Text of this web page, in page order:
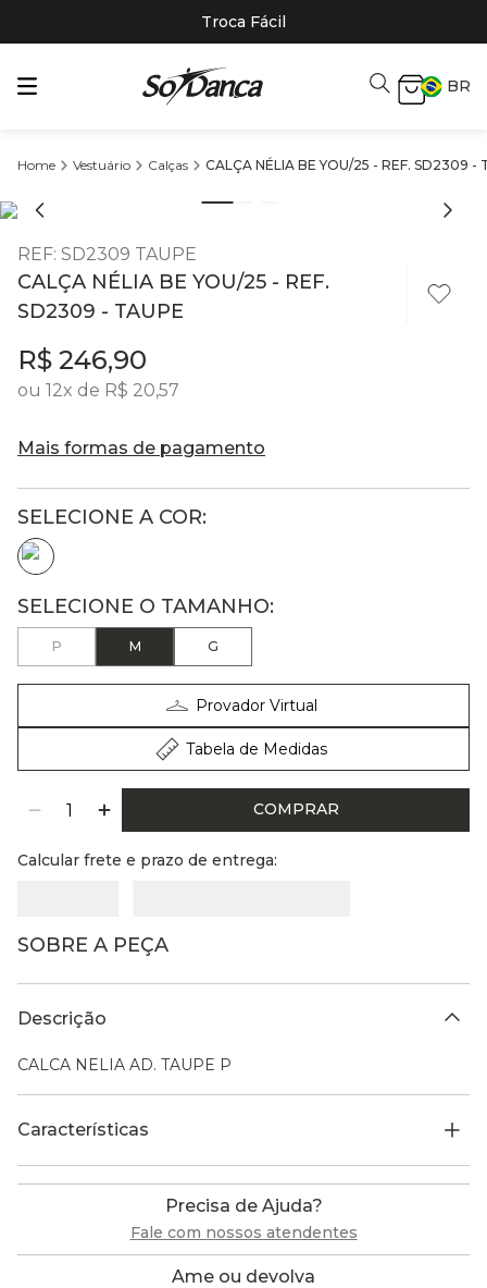
Troca Fácil
BR
Vestuário Calças CALÇA NÉLIA BE YOU/25 - REF. SD2309 -
REF: SD2309 TAUPE
CALÇA NÉLIA BE YOU/25 - REF.
SD2309 - TAUPE
R$ 246,90
ou 12x de R$ 20,57
Mais formas de pagamento
P M G
Provador Virtual
Tabela de Medidas
COMPRAR
Calcular frete e prazo de entrega:
SOBRE A PEÇA
Descrição
CALCA NELIA AD. TAUPE P
Características
Precisa de Ajuda?
Fale com nossos atendentes
Ame ou devolva